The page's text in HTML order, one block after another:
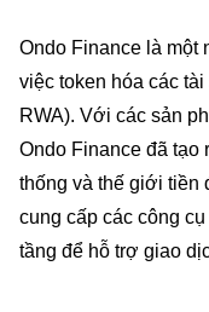
Ondo Finance là một
việc token hóa các
RWA). Với các sản
Ondo Finance đã tạo
thống và thế giới tiền
cung cấp các công
tầng để hỗ trợ giao